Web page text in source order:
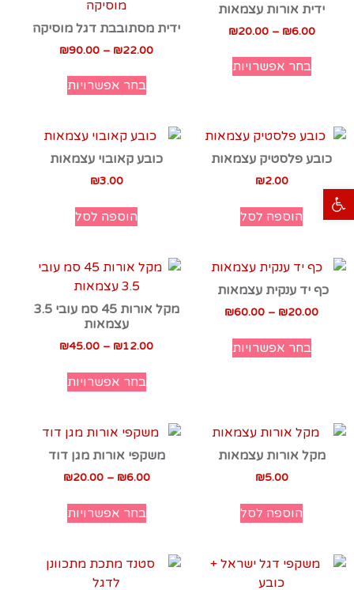
פתח סרגל נגישות
ידית אורות עצמאות
₪6.00
–
₪20.00
בחר אפשרויות
ידית מסתובבת דגל מוסיקה
₪22.00
–
₪90.00
בחר אפשרויות
כובע פלסטיק עצמאות
₪2.00
הוספה לסל
כובע קאובוי עצמאות
₪3.00
הוספה לסל
כף יד ענקית עצמאות
₪20.00
–
₪60.00
בחר אפשרויות
מקל אורות 45 סמ עובי 3.5
עצמאות
₪12.00
–
₪45.00
בחר אפשרויות
מקל אורות עצמאות
₪5.00
הוספה לסל
משקפי אורות מגן דוד
₪6.00
–
₪20.00
בחר אפשרויות